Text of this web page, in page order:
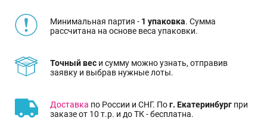
Минимальная партия - 1 упаковка. Сумма
рассчитана на основе веса упаковки.
Точный вес и сумму можно узнать, отправив
заявку и выбрав нужные лоты.
Доставка по России и СНГ. Пог. Екатеринбург при
заказе от 10 т.р. и до ТК - бесплатна.